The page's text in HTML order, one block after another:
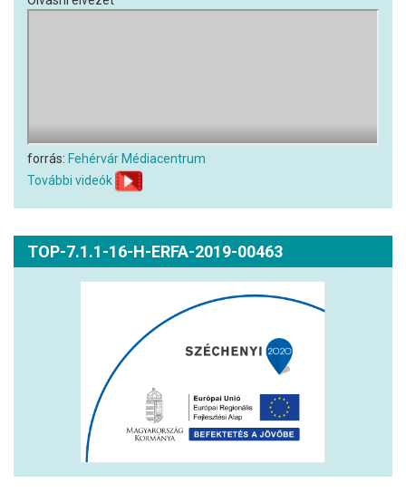
forrás: Fehérvár Médiacentrum
További videók
TOP-7.1.1-16-H-ERFA-2019-00463